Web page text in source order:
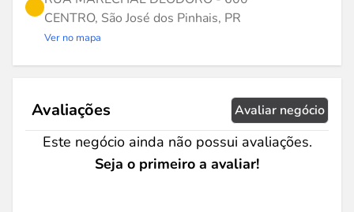
CENTRO, São José dos Pinhais, PR
Ver no mapa
Avaliações Avaliar negócio
Este negócio ainda não possui avaliações.
Seja o primeiro a avaliar!